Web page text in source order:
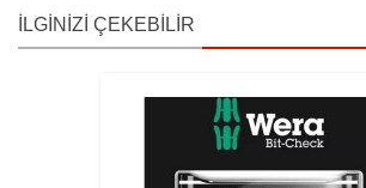
İLGINIZI ÇEKEBILIR